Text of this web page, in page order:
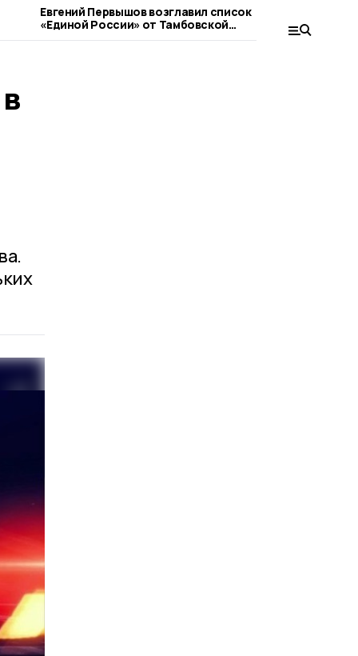
Евгений Первышов возглавил список
«Единой России» от Тамбовской
области на выборах в Госдуму
выборы